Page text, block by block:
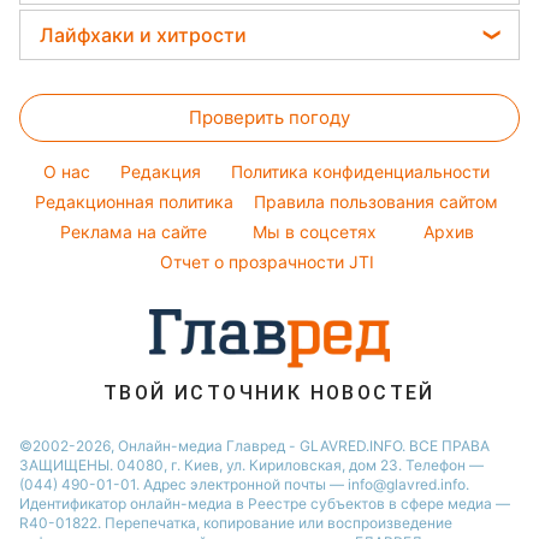
София Ротару
Новости Харькова
Новости Одессы
Новости Полтавы
Новости Черкассы
Новости Ровно
Новости Запорожья
Легкие десерты
Праздничное меню
Тесты по картинке
Оптические иллюзии
Народные приметы
Все о шоу-бизнесе
Прогноз погоды
Магнитные бури
Погода на сегодня
Погода на завтра
Пылевая буря
Лайфхаки и хитрости
Уборка
Комнатные растения
Авто
Проверить погоду
O нас Редакция
Политика конфиденциальности
Редакционная политика
Правила пользования сайтом
Реклама на сайте
Мы в соцсетях
Архив
Отчет о прозрачности JTI
ТВОЙ ИСТОЧНИК НОВОСТЕЙ
©2002-2026, Онлайн-медиа Главред - GLAVRED.INFO. ВСЕ ПРАВА
ЗАЩИЩЕНЫ. 04080, г. Киев, ул. Кириловская, дом 23. Телефон —
(044) 490-01-01. Адрес электронной почты — info@glavred.info.
Идентификатор онлайн-медиа в Реестре cубъектов в сфере медиа —
R40-01822. Перепечатка, копирование или воспроизведение